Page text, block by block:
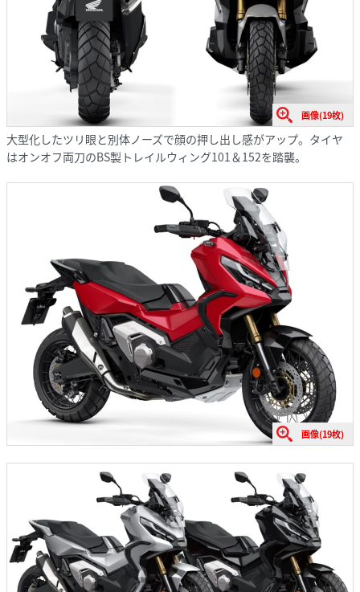
画像(19枚)
大型化したツリ眼と別体ノーズで顔の押し出し感がアップ。タイヤ
はオンオフ両刀のBS製トレイルウィング101＆152を踏襲。
画像(19枚)